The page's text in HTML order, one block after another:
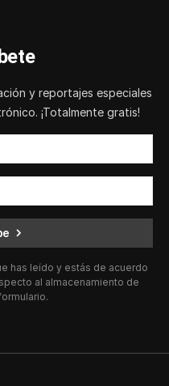
y reportajes especiales
¡Totalmente gratis!
has leído y estás de acuerdo
al almacenamiento de